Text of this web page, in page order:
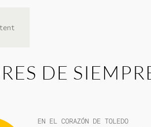
DE
EN EL CORAZÓN DE TOLEDO